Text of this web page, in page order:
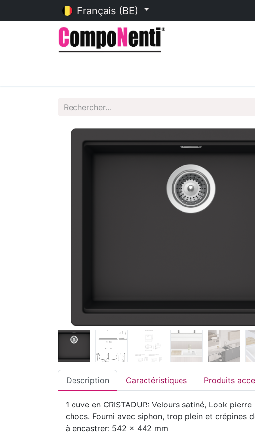
Français (BE)
Description Caractéristiques
1 cuve en CRISTADUR: Velours satiné, Look
chocs. Fourni avec siphon, trop plein et crépines
à encastrer: 542 x 442 mm